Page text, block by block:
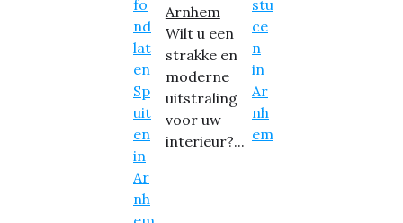
Arnhem
Wilt u een
strakke en
moderne
uitstraling
voor uw
interieur?...